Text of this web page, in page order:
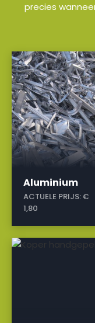
precies
Aluminium
ACTUELE PRIJS:€
1,80
a
a